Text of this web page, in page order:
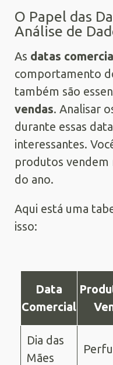
O Papel das
Análise de
As datas
comportamento
também são
vendas. Analisar
durante essas
interessantes.
produtos vendem
do ano.
Aqui está uma
isso:
Data
Comercial
Dia das
Mães